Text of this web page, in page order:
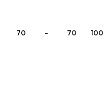
70 - 70 100